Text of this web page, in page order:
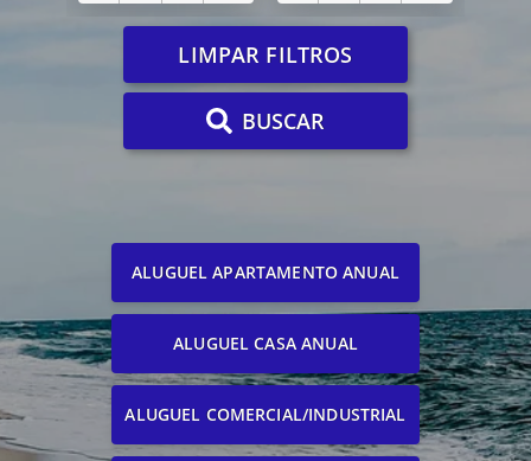
LIMPAR FILTROS
BUSCAR
ALUGUEL APARTAMENTO ANUAL
ALUGUEL CASA ANUAL
ALUGUEL COMERCIAL/INDUSTRIAL